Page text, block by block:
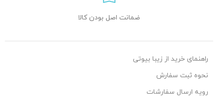
ضمانت اصل بودن کالا
راهنمای خرید از زیبا بیوتی
نحوه ثبت سفارش
رویه ارسال سفارشات